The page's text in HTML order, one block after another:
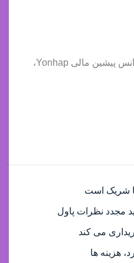
مطابق با Yonhap Infomax، آژانس پیشین مالی Yonhap،
شریک است
مجدد نظرات پاول